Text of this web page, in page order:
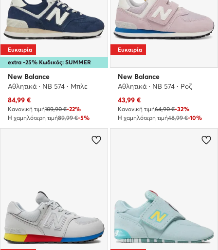
extra -25% Κωδικός: SUMMER
Ευκαιρία
New Balance
Αθλητικά · NB 574 · Μπλε
Τρέχουσα τιμή
84,99 €
Κανονική τιμή109,90 €-22%
Η χαμηλότερη τιμή89,99 €-5%
Ευκαιρία
New Balance
Αθλητικά · NB 574 · Ροζ
Τρέχουσα τιμή
43,99 €
Κανονική τιμή64,90 €-32%
Η χαμηλότερη τιμή48,99 €-10%